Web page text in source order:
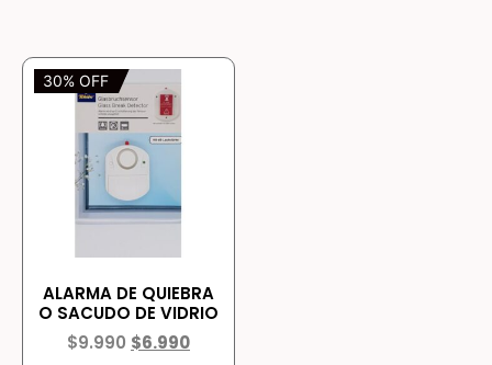
30% OFF
ALARMA DE QUIEBRA
O SACUDO DE VIDRIO
$9.990 $6.990